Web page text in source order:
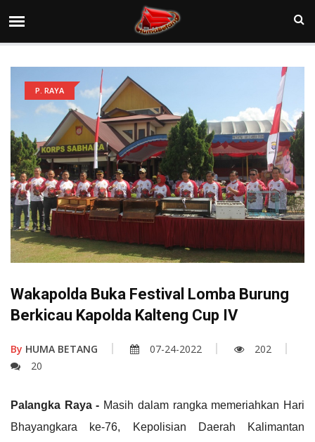
P. RAYA
Wakapolda Buka Festival Lomba Burung
Berkicau Kapolda Kalteng Cup IV
By HUMA BETANG 07-24-2022
202
20
Palangka Raya - Masih dalam rangka memeriahkan Hari
Bhayangkara ke-76, Kepolisian Daerah Kalimantan